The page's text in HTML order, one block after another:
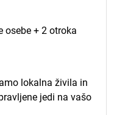
osebe + 2 otroka
lokalna živila in
jedi na vašo